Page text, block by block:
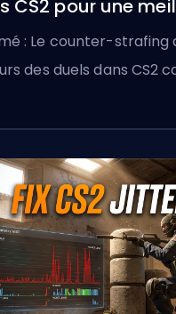
CS2 pour une
: Le counter-strafing
des duels dans CS2